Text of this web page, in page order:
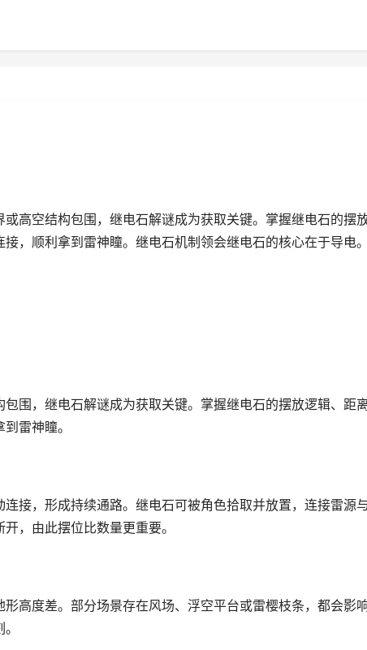
高空结构包围，继电石解谜成为获取关键。掌握继电石的摆
，顺利拿到雷神瞳。继电石机制领会继电石的核心在于导电。
围，继电石解谜成为获取关键。掌握继电石的摆放逻辑、距
雷神瞳。
接，形成持续通路。继电石可被角色拾取并放置，连接雷源
，由此摆位比数量更重要。
高度差。部分场景存在风场、浮空平台或雷樱枝条，都会影